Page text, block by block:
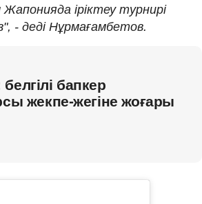
іріктеу турнирі
- деді Нұрмағамбетов.
бапкер
жекпе-жегіне жоғары